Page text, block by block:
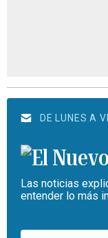
DE LUNES A
Las noticias
entender lo más